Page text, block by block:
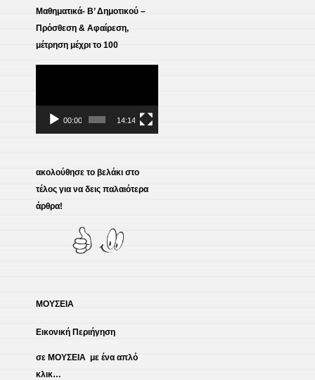
Μαθηματικά- Β’ Δημοτικού –
Πρόσθεση & Αφαίρεση,
μέτρηση μέχρι το 100
Βίντεο
00:00 14:14
ακολούθησε το βελάκι στο
τέλος για να δεις παλαιότερα
άρθρα!
ΜΟΥΣΕΙΑ
Εικονική Περιήγηση
σε ΜΟΥΣΕΙΑ με ένα απλό
κλικ…